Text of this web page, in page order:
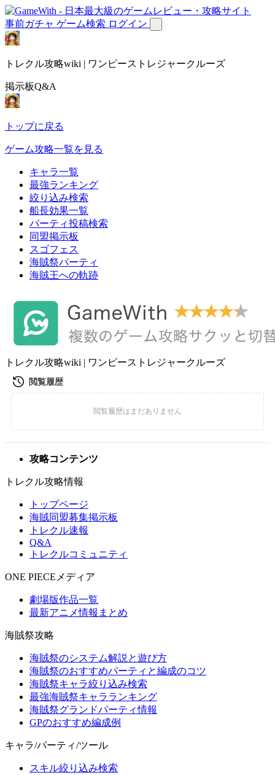
事前ガチャ ゲーム検索 ログイン
トレクル攻略wiki | ワンピーストレジャークルーズ
掲示板Q&A
トップに戻る
ゲーム攻略一覧を見る
キャラ一覧
最強ランキング
絞り込み検索
船長効果一覧
パーティ投稿検索
同盟掲示板
スゴフェス
海賊祭パーティ
海賊王への軌跡
トレクル攻略wiki | ワンピーストレジャークルーズ
攻略コンテンツ
トレクル攻略情報
トップページ
海賊同盟募集掲示板
トレクル速報
Q&A
トレクルコミュニティ
ONE PIECEメディア
劇場版作品一覧
最新アニメ情報まとめ
海賊祭攻略
海賊祭のシステム解説と遊び方
海賊祭のおすすめパーティと編成のコツ
海賊祭キャラ絞り込み検索
最強海賊祭キャラランキング
海賊祭グランドパーティ情報
GPのおすすめ編成例
キャラ/パーティ/ツール
スキル絞り込み検索